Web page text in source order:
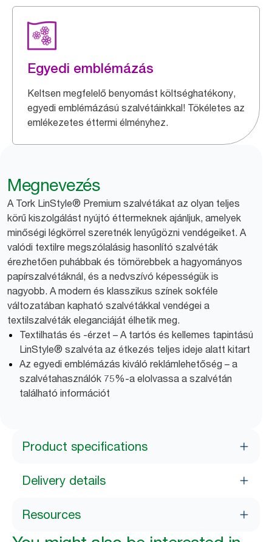
Egyedi emblémázás
Keltsen megfelelő benyomást költséghatékony,
egyedi emblémázású szalvétáinkkal! Tökéletes az
emlékezetes éttermi élményhez.
Megnevezés
A Tork LinStyle® Premium szalvétákat az olyan teljes
körű kiszolgálást nyújtó éttermeknek ajánljuk, amelyek
minőségi légkörrel szeretnék lenyűgözni vendégeiket. A
valódi textilre megszólalásig hasonlító szalvéták
érezhetően puhábbak és tömörebbek a hagyományos
papírszalvétáknál, és a nedvszívó képességük is
nagyobb. A modern és klasszikus színek sokféle
változatában kapható szalvétákkal vendégei a
textilszalvéták eleganciáját élhetik meg.
Textilhatás és -érzet – A tartós és kellemes tapintású
LinStyle® szalvéta az étkezés teljes ideje alatt kitart
Az egyedi emblémázás kiváló reklámlehetőség – a
szalvétahasználók 75%-a elolvassa a szalvétán
található információt
Product specifications
Delivery details
Resources